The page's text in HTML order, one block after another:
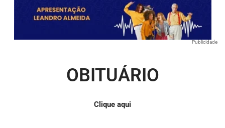
Publicidade
OBITUÁRIO
Clique aqui